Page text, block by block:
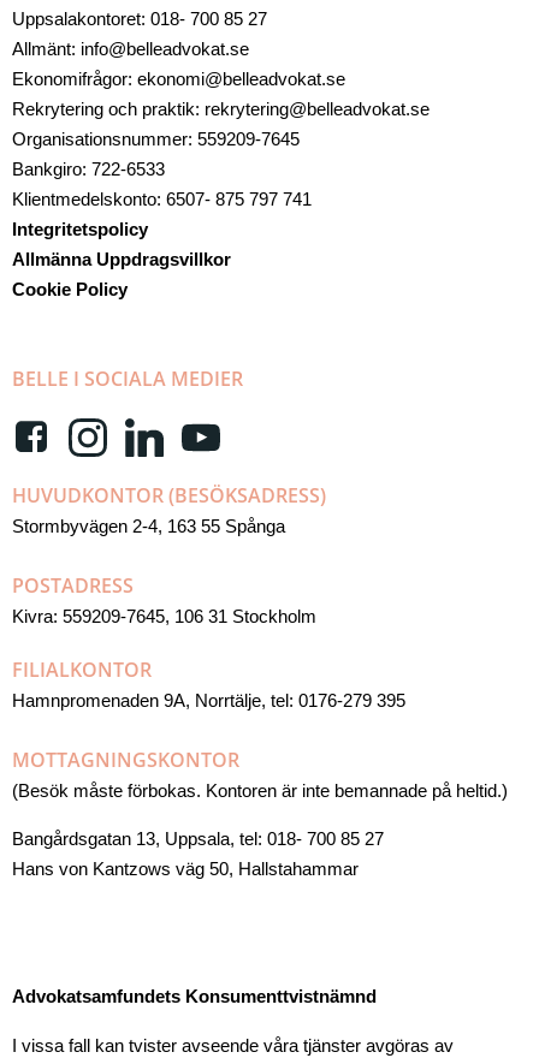
Uppsalakontoret: 018- 700 85 27
Allmänt: info@belleadvokat.se
Ekonomifrågor: ekonomi@belleadvokat.se
Rekrytering och praktik: rekrytering@belleadvokat.se
Organisationsnummer: 559209-7645
Bankgiro: 722-6533
Klientmedelskonto: 6507- 875 797 741
Integritetspolicy
Allmänna Uppdragsvillkor
Cookie Policy
BELLE I SOCIALA MEDIER
HUVUDKONTOR (BESÖKSADRESS)
Stormbyvägen 2-4, 163 55 Spånga
POSTADRESS
Kivra: 559209-7645, 106 31 Stockholm
FILIALKONTOR
Hamnpromenaden 9A, Norrtälje, tel: 0176-279 395
MOTTAGNINGSKONTOR
(Besök måste förbokas. Kontoren är inte bemannade på heltid.)
Bangårdsgatan 13, Uppsala, tel: 018- 700 85 27
Hans von Kantzows väg 50, Hallstahammar
Advokatsamfundets Konsumenttvistnämnd
I vissa fall kan tvister avseende våra tjänster avgöras av